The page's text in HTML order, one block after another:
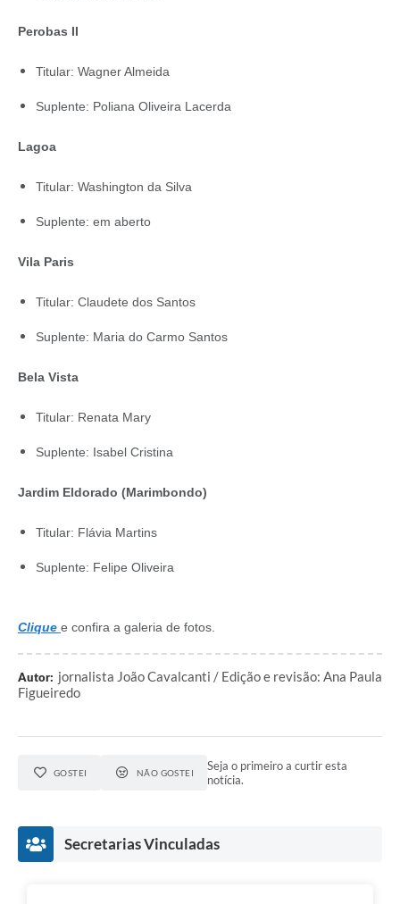
Perobas II
Titular: Wagner Almeida
Suplente: Poliana Oliveira Lacerda
Lagoa
Titular: Washington da Silva
Suplente: em aberto
Vila Paris
Titular: Claudete dos Santos
Suplente: Maria do Carmo Santos
Bela Vista
Titular: Renata Mary
Suplente: Isabel Cristina
Jardim Eldorado (Marimbondo)
Titular: Flávia Martins
Suplente: Felipe Oliveira
Clique e confira a galeria de fotos.
Autor: jornalista João Cavalcanti / Edição e revisão: Ana Paula
Figueiredo
GOSTEI NÃO GOSTEI
Seja o primeiro a curtir esta
notícia.
Secretarias Vinculadas